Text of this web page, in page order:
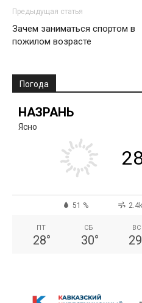
Предыдущая статья
Зачем заниматься спортом в
пожилом возрасте
Погода
НАЗРАНЬ
Ясно
51 %
ПТ
28°
СБ
30°
ВС
29